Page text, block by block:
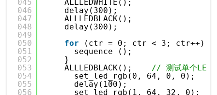
045
046
047
048
049
050
051
052
053
054
055
056
ALLLEDWHITE();
delay(300);
ALLLEDBLACK();
delay(300);
for
(ctr = 0; ctr < 3; ctr++)
sequence ();
}
ALLLEDBLACK(); // 测试单个LED
set_led_rgb(0, 64, 0, 0);
delay(100);
set_led_rgb(1, 64, 32, 0);